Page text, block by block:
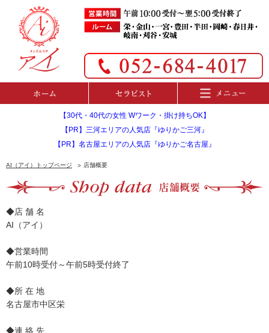
【30代・40代の女性 Wワーク・掛け持ちOK】
【PR】三河エリアの人気店『ゆりかご三河』
【PR】名古屋エリアの人気店『ゆりかご名古屋』
AI（アイ）トップページ 店舗概要
◆店 舗 名
AI（アイ）
◆営業時間
午前10時受付～午前5時受付終了
◆所 在 地
名古屋市中区栄
◆連 絡 先